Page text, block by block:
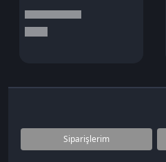
Siparişlerim